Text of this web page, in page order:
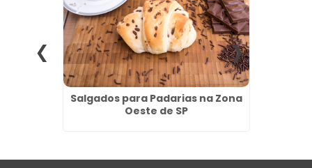
Salgados para Padarias na Zona
Oeste de SP